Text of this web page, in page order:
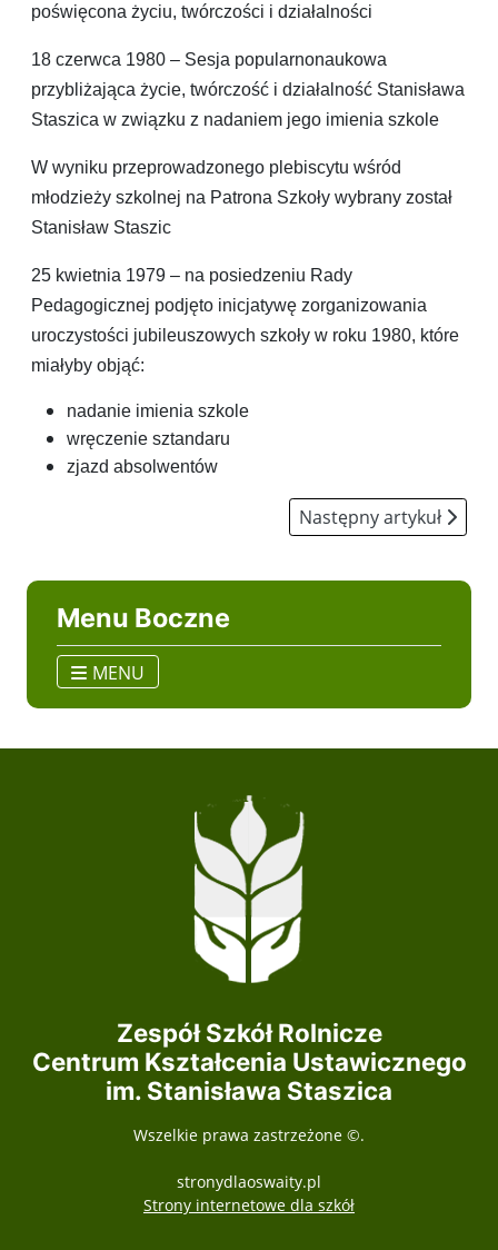
poświęcona życiu, twórczości i działalności
18 czerwca 1980 – Sesja popularnonaukowa
przybliżająca życie, twórczość i działalność Stanisława
Staszica w związku z nadaniem jego imienia szkole
W wyniku przeprowadzonego plebiscytu wśród
młodzieży szkolnej na Patrona Szkoły wybrany został
Stanisław Staszic
25 kwietnia 1979 – na posiedzeniu Rady
Pedagogicznej podjęto inicjatywę zorganizowania
uroczystości jubileuszowych szkoły w roku 1980, które
miałyby objąć:
nadanie imienia szkole
wręczenie sztandaru
zjazd absolwentów
Następny artykuł:
Następny artykuł
Menu Boczne
MENU
Zespół Szkół Rolnicze
Centrum Kształcenia Ustawicznego
im. Stanisława Staszica
Wszelkie prawa zastrzeżone ©.
stronydlaoswaity.pl
Strony internetowe dla szkółotwiera się w